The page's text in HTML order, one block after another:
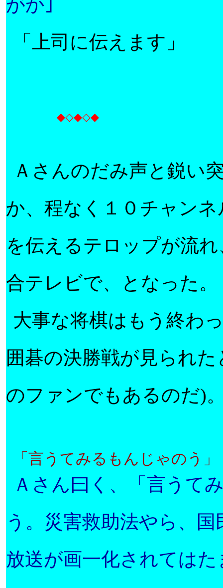
がか
「上司に伝えます」
◆◇◆◇◆
Ａ さんのだみ声と鋭い
か、程なく１０チャン
を伝えるテロップが流
合テレビで、となった。
大事な将棋はもう終わ
囲碁の決勝戦が見られた
のファンでもあるのだ)
「 言うてみるもんじゃのう 」
Ａ さん曰く、「言うて
う。災害救助法やら、
放送が画一化されては